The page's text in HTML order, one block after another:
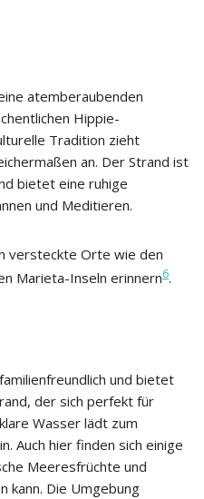
atemberaubenden
Hippie-
Tradition zieht
an. Der Strand ist
bietet eine ruhige
und Meditieren.
versteckte Orte wie den
Marieta-Inseln erinnern6.
und bietet
der sich perfekt für
Wasser lädt zum
Auch hier finden sich einige
Meeresfrüchte und
kann. Die Umgebung